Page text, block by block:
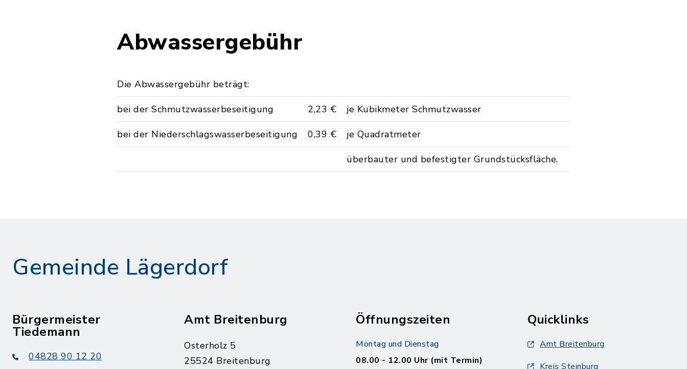
Abwassergebühr
Die Abwassergebühr beträgt:
bei der Schmutzwasserbeseitigung 2,23 € je Kubikmeter Schmutzwasser
bei der Niederschlagswasserbeseitigung 0,39 € je Quadratmeter
überbauter und befestigter Grundstücksfläche.
Gemeinde Lägerdorf
Bürgermeister
Tiedemann
04828 90 12 20
Amt Breitenburg
Osterholz 5
25524 Breitenburg
Öffnungszeiten
Montag und Dienstag
08.00 - 12.00 Uhr (mit Termin)
Quicklinks
Amt Breitenburg
Kreis Steinburg